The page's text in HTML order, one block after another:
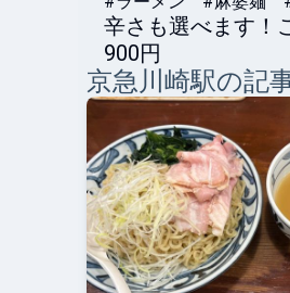
辛さも選べます！
900円
京急川崎駅の記